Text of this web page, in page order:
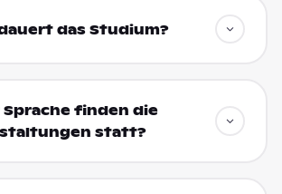
das Studium?
Sprache finden die
statt?